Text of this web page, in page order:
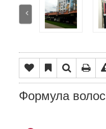
Формула волос